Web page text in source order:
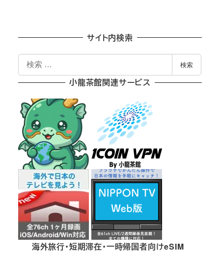
サイト内検索
索
検索
小龍茶館関連サービス
海外旅行・短期滞在・一時帰国者向けeSIM